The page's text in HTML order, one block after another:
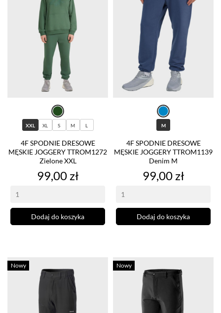
XXL XL S M L
4F SPODNIE DRESOWE
MĘSKIE JOGGERY TTROM1272
Zielone XXL
Cena
99,00 zł
Dodaj do koszyka
M
4F SPODNIE DRESOWE
MĘSKIE JOGGERY TTROM1139
Denim M
Cena
99,00 zł
Dodaj do koszyka
Nowy Nowy